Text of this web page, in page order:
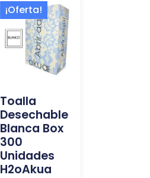
¡Oferta!
Toalla
Desechable
Blanca Box
300
Unidades
H2oAkua
El
precio
original
era:
30,99 €.
El
precio
actual
es:
27,99 €.